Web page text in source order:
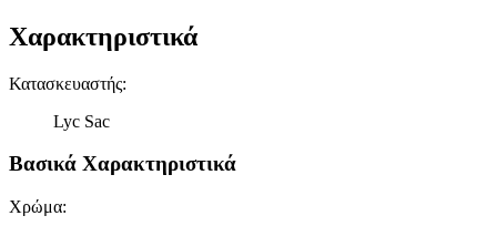
Χαρακτηριστικά
Κατασκευαστής:
Lyc Sac
Βασικά Χαρακτηριστικά
Χρώμα: